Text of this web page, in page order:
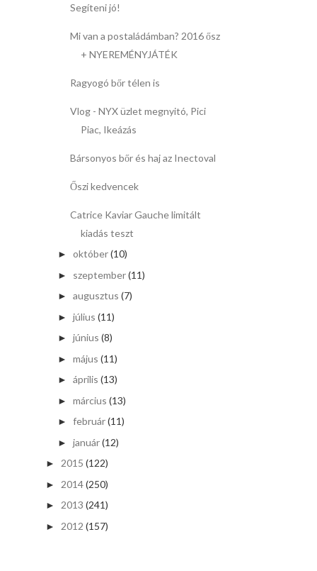
Segíteni jó!
Mi van a postaládámban? 2016 ősz
+ NYEREMÉNYJÁTÉK
Ragyogó bőr télen is
Vlog - NYX üzlet megnyitó, Pici
Piac, Ikeázás
Bársonyos bőr és haj az Inectoval
Őszi kedvencek
Catrice Kaviar Gauche limitált
kiadás teszt
► október(10)
► szeptember(11)
► augusztus (7)
► július (11)
► június (8)
► május (11)
► április (13)
► március (13)
► február(11)
► január(12)
► 2015 (122)
► 2014(250)
► 2013 (241)
► 2012 (157)